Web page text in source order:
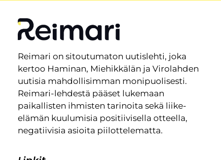
Reimari on sitoutumaton uutislehti, joka
kertoo Haminan, Miehikkälän ja Virolahden
uutisia mahdollisimman monipuolisesti.
Reimari-lehdestä pääset lukemaan
paikallisten ihmisten tarinoita sekä liike-
elämän kuulumisia positiivisella otteella,
negatiivisia asioita piilottelematta.